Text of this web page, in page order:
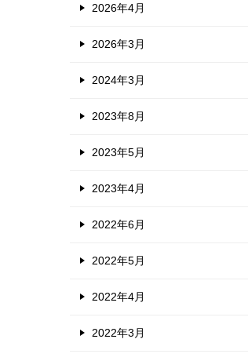
2026年4月
2026年3月
2024年3月
2023年8月
2023年5月
2023年4月
2022年6月
2022年5月
2022年4月
2022年3月